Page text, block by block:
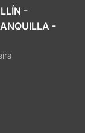
-
-